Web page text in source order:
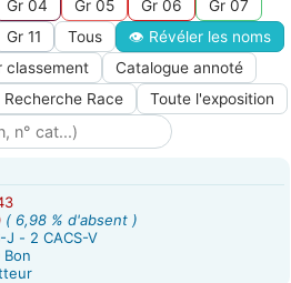
👁 Révéler les noms
classement
Catalogue annoté
Recherche Race Toute l'exposition
Gr 04 Gr 05 Gr 06
Gr 07
Gr 11 Tous
( 6,98 % d'absent )
J - 2 CACS-V